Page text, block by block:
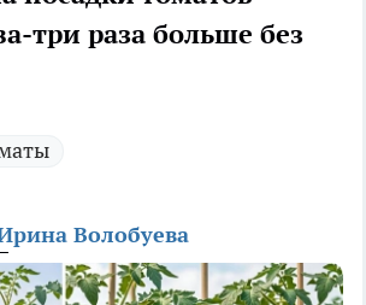
три раза больше без
Волобуева